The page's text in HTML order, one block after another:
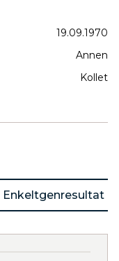
19.09.1970
Annen
Kollet
Enkeltgenresultat